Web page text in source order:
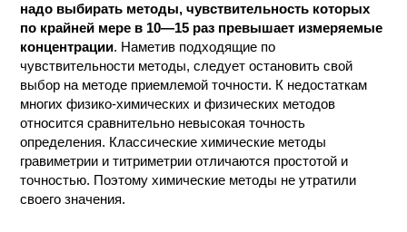
надо выбирать методы, чувствительность которых
по крайней мере в 10—15 раз превышает измеряемые
концентрации. Наметив подходящие по
чувствительности методы, следует остановить свой
выбор на методе приемлемой точности. К недостаткам
многих физико-химических и физических методов
относится сравнительно невысокая точность
определения. Классические химические методы
гравиметрии и титриметрии отличаются простотой и
точностью. Поэтому химические методы не утратили
своего значения.